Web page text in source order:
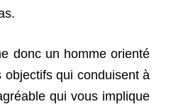
donc un homme orienté
qui conduisent à
qui vous implique